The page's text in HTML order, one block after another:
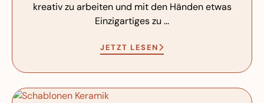
kreativ zu arbeiten und mit den Händen etwas
Einzigartiges zu ...
JETZT LESEN